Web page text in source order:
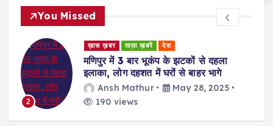
You Missed
2
ख़ास ख़बर ताज़ा ख़बरें देश
मणिपुर में 3 बार भूकंप के झटकों से दहला
इलाका, लोग दहशत में घरों से बाहर भागे
Ansh Mathur
May 28, 2025
190 views